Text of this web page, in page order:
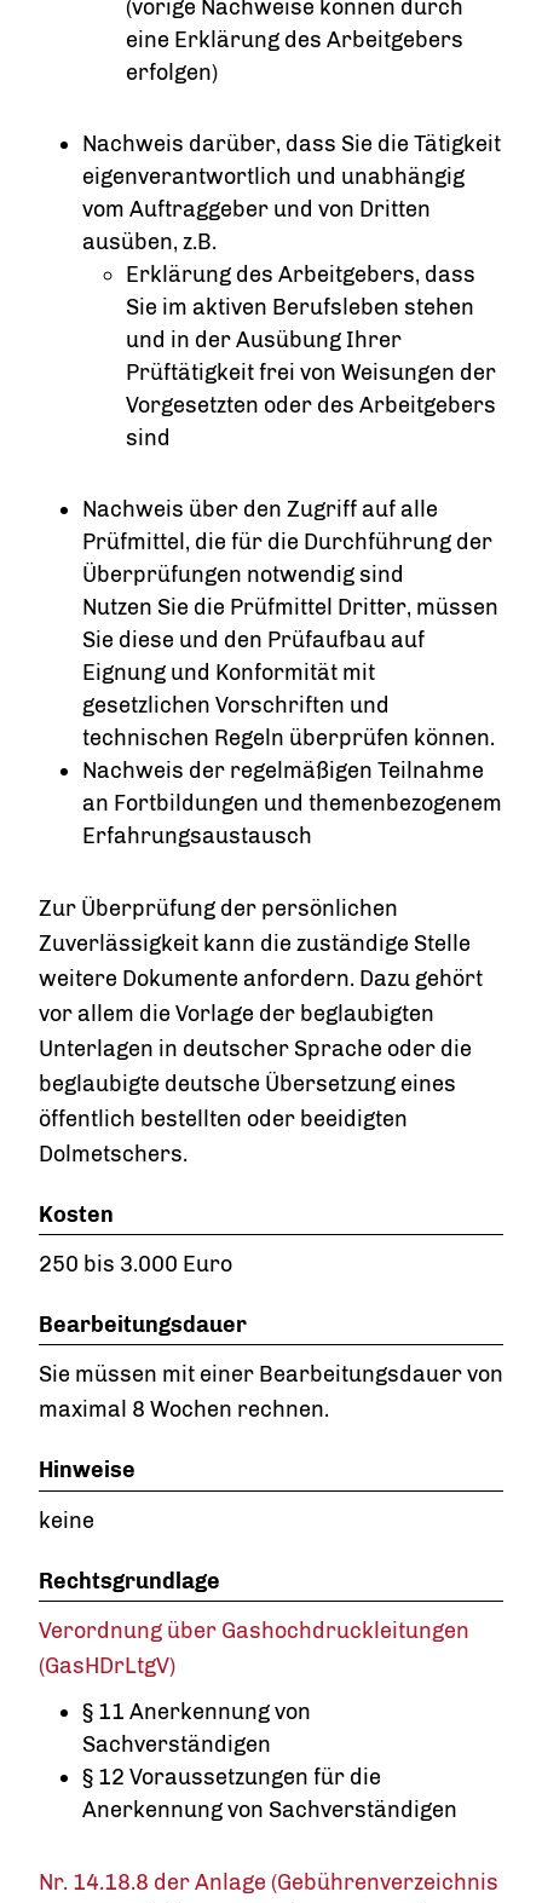
(vorige Nachweise können durch
eine Erklärung des Arbeitgebers
erfolgen)
Nachweis darüber, dass Sie die Tätigkeit
eigenverantwortlich und unabhängig
vom Auftraggeber und von Dritten
ausüben, z.B.
Erklärung des Arbeitgebers, dass
Sie im aktiven Berufsleben stehen
und in der Ausübung Ihrer
Prüftätigkeit frei von Weisungen der
Vorgesetzten oder des Arbeitgebers
sind
Nachweis über den Zugriff auf alle
Prüfmittel, die für die Durchführung der
Überprüfungen notwendig sind
Nutzen Sie die Prüfmittel Dritter, müssen
Sie diese und den Prüfaufbau auf
Eignung und Konformität mit
gesetzlichen Vorschriften und
technischen Regeln überprüfen können.
Nachweis der regelmäßigen Teilnahme
an Fortbildungen und themenbezogenem
Erfahrungsaustausch
Zur Überprüfung der persönlichen
Zuverlässigkeit kann die zuständige Stelle
weitere Dokumente anfordern. Dazu gehört
vor allem die Vorlage der beglaubigten
Unterlagen in deutscher Sprache oder die
beglaubigte deutsche Übersetzung eines
öffentlich bestellten oder beeidigten
Dolmetschers.
Kosten
250 bis 3.000 Euro
Bearbeitungsdauer
Sie müssen mit einer Bearbeitungsdauer von
maximal 8 Wochen rechnen.
Hinweise
keine
Rechtsgrundlage
Verordnung über Gashochdruckleitungen
(GasHDrLtgV)
§ 11 Anerkennung von
Sachverständigen
§ 12 Voraussetzungen für die
Anerkennung von Sachverständigen
Nr. 14.18.8 der Anlage (Gebührenverzeichnis